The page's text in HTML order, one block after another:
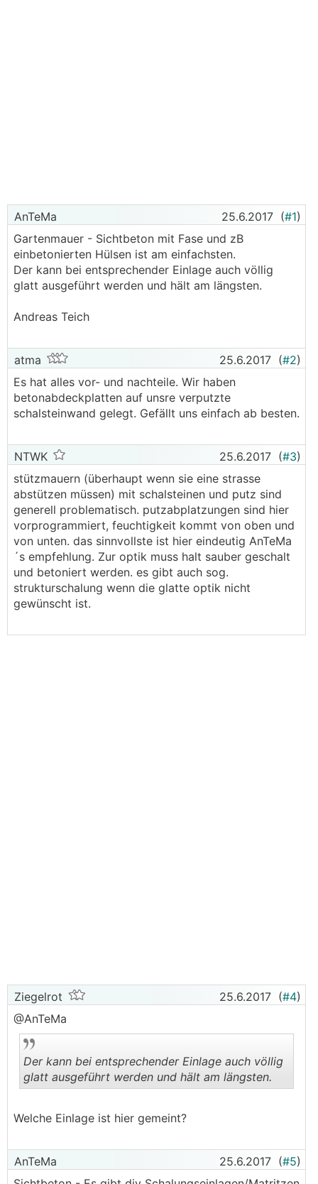
AnTeMa 25.6.2017 (#1)
Gartenmauer - Sichtbeton mit Fase und zB
einbetonierten Hülsen ist am einfachsten.
Der kann bei entsprechender Einlage auch völlig
glatt ausgeführt werden und hält am längsten.
Andreas Teich
atma 25.6.2017 (#2)
Es hat alles vor- und nachteile. Wir haben
betonabdeckplatten auf unsre verputzte
schalsteinwand gelegt. Gefällt uns einfach ab besten.
NTWK 25.6.2017 (#3)
stützmauern (überhaupt wenn sie eine strasse
abstützen müssen) mit schalsteinen und putz sind
generell problematisch. putzabplatzungen sind hier
vorprogrammiert, feuchtigkeit kommt von oben und
von unten. das sinnvollste ist hier eindeutig AnTeMa
´s empfehlung. Zur optik muss halt sauber geschalt
und betoniert werden. es gibt auch sog.
strukturschalung wenn die glatte optik nicht
gewünscht ist.
Ziegelrot 25.6.2017 (#4)
@AnTeMa
..
Der kann bei entsprechender Einlage auch völlig
glatt ausgeführt werden und hält am längsten.
Welche Einlage ist hier gemeint?
AnTeMa 25.6.2017 (#5)